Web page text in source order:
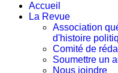
Accueil
La Revue
Association
d'histoire
Comité de
Soumettre un
Nous joindre